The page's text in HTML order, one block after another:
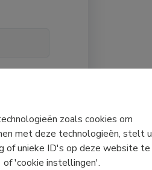
zoals cookies om
met deze technologieën, stelt u
of unieke ID's op deze website te
of 'cookie instellingen'.